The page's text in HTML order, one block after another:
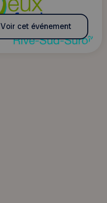
Voir cet événement